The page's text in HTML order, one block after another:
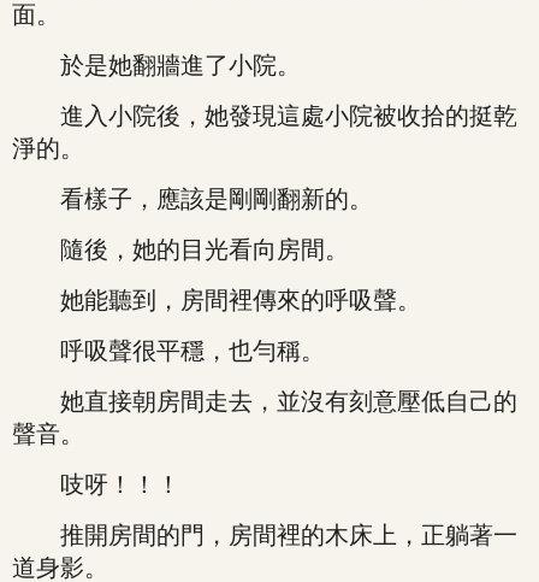
面。
於是她翻牆進了小院。
進入小院後，她發現這處小院被收拾的挺乾
淨的。
看樣子，應該是剛剛翻新的。
隨後，她的目光看向房間。
她能聽到，房間裡傳來的呼吸聲。
呼吸聲很平穩，也勻稱。
她直接朝房間走去，並沒有刻意壓低自己的
聲音。
吱呀！！！
推開房間的門，房間裡的木床上，正躺著一
道身影。